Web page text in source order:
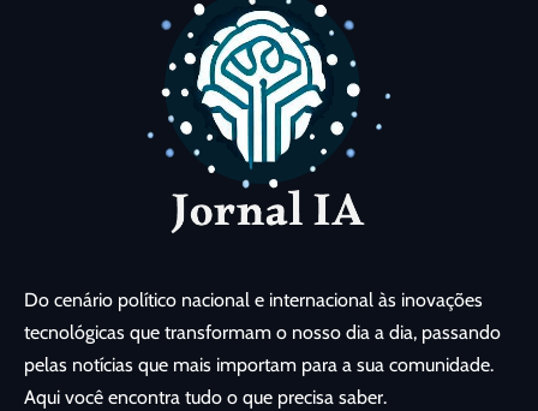
Do cenário político nacional e internacional às inovações
tecnológicas que transformam o nosso dia a dia, passando
pelas notícias que mais importam para a sua comunidade.
Aqui você encontra tudo o que precisa saber.